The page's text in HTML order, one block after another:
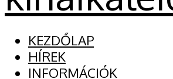
KEZDŐLAP
HÍREK
INFORMÁCIÓK